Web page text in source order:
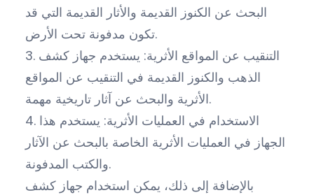
البحث عن الكنوز القديمة والأثار القديمة التي قد
تكون مدفونة تحت الأرض.
3. التنقيب عن المواقع الأثرية: يستخدم جهاز كشف
الذهب والكنوز القديمة في التنقيب عن المواقع
الأثرية والبحث عن آثار تاريخية مهمة.
4. الاستخدام في العمليات الأثرية: يستخدم هذا
الجهاز في العمليات الأثرية الخاصة بالبحث عن الآثار
والكتب المدفونة.
بالإضافة إلى ذلك، يمكن استخدام جهاز كشف